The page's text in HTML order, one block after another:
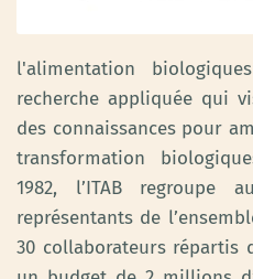
l'alimentation
recherche appliquée qui
des connaissances pour
transformation
1982, l’ITAB regroupe
représentants de
30 collaborateurs répartis